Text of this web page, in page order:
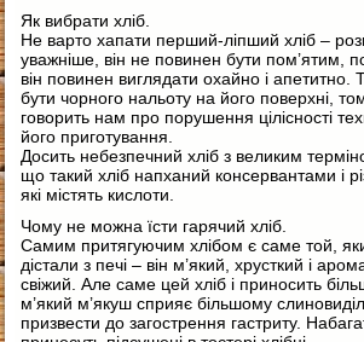
Як вибрати хліб.
Не варто хапати перший-ліпший хліб –
уважніше, він не повинен бути пом’ятим,
він повинен виглядати охайно і апетитно.
бути чорного нальоту на його поверхні,
говорить нам про порушення цілісності
його приготування.
Досить небезпечний хліб з великим
що такий хліб напханий консервантами і
які містять кислоти.
Чому не можна їсти гарячий хліб.
Самим притягуючим хлібом є саме той,
дістали з печі – він м’який, хрусткий і
свіжий. Але саме цей хліб і приносить
м’який м’якуш сприяє більшому
призвести до загострення гастриту.